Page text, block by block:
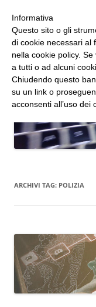
Vai
al
contenuto
Studio
Perizie Informatiche
ARCHIVI TAG: POLIZIA
MENU
Informativa
Questo sito o gli
di cookie necessari al
nella cookie policy.
a tutti o ad alcuni
Chiudendo questo
su un link o
acconsenti all’uso dei